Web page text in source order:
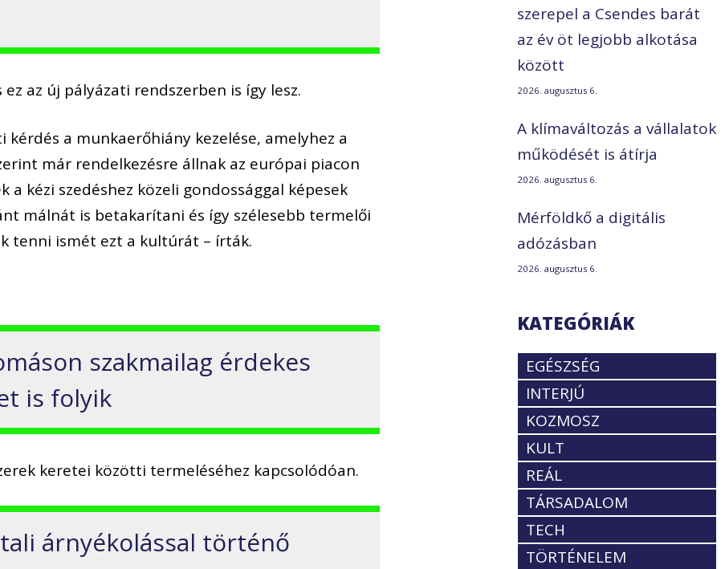
az új pályázati rendszerben is így lesz.
kérdés a munkaerőhiány kezelése, amelyhez a
már rendelkezésre állnak az európai piacon
kézi szedéshez közeli gondossággal képesek
málnát is betakarítani és így szélesebb termelői
tenni ismét ezt a kultúrát – írták.
szakmailag érdekes
is folyik
keretei közötti termeléséhez kapcsolódóan.
árnyékolással történő
szerepel a Csendes barát
az év öt legjobb alkotása
között
2026. augusztus 6.
A klímaváltozás a vállalatok
működését is átírja
2026. augusztus 6.
Mérföldkő a digitális
adózásban
2026. augusztus 6.
KATEGÓRIÁK
EGÉSZSÉG
INTERJÚ
KOZMOSZ
KULT
REÁL
TÁRSADALOM
TECH
TÖRTÉNELEM